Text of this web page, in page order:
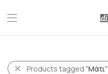
Products tagged “Μάτι”